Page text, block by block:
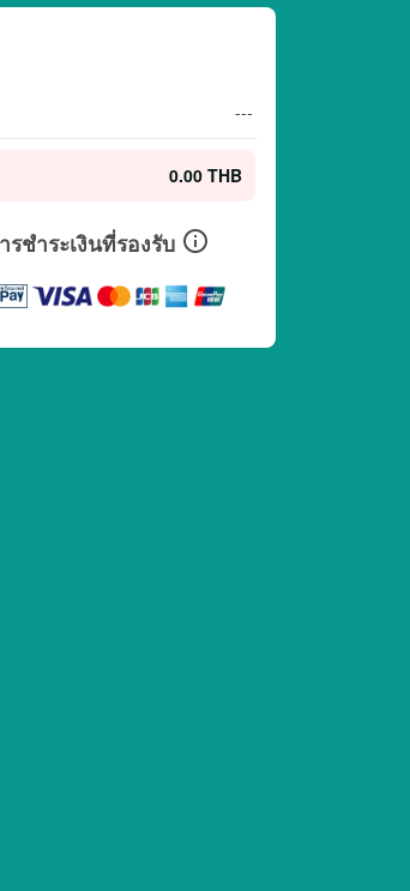
---
0.00 THB
รชำระเงินที่รองรับ